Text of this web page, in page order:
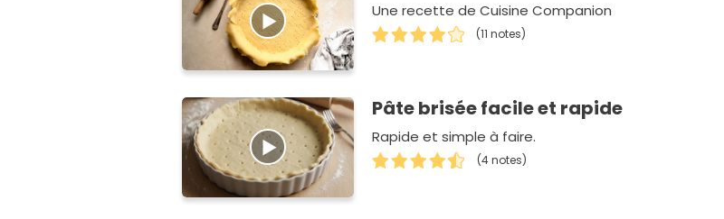
Une recette de Cuisine Companion
(11 notes)
Pâte brisée facile et rapide
Rapide et simple à faire.
(4 notes)